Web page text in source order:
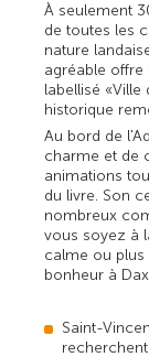
À seulement
de toutes les
nature
agréable offre
labellisé «
historique
Au bord de
charme et de
animations
du livre. Son
nombreux
vous soyez à
calme ou
bonheur à
Saint-